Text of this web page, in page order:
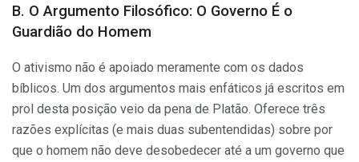
B. O Argumento Filosófico: O Governo É o
Guardião do Homem
O ativismo não é apoiado meramente com os dados
bíblicos. Um dos argumentos mais enfáticos já escritos em
prol desta posição veio da pena de Platão. Oferece três
razões explícitas (e mais duas subentendidas) sobre por
que o homem não deve desobedecer até a um governo que